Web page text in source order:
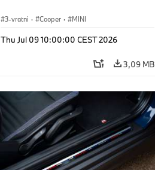
3-vratni · Cooper · MINI
Thu Jul 09 10:00:00 CEST 2026
3,09 MB